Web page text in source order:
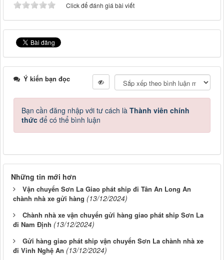
Click để đánh giá bài viết
Ý kiến bạn đọc
Bạn cần đăng nhập với tư cách là Thành viên chính
thức để có thể bình luận
Những tin mới hơn
Vận chuyển Sơn La Giao phát ship đi Tân An Long An
chành nhà xe gửi hàng (13/12/2024)
Chành nhà xe vận chuyển gửi hàng giao phát ship Sơn La
đi Nam Định (13/12/2024)
Gửi hàng giao phát ship vận chuyển Sơn La chành nhà xe
đi Vinh Nghệ An (13/12/2024)